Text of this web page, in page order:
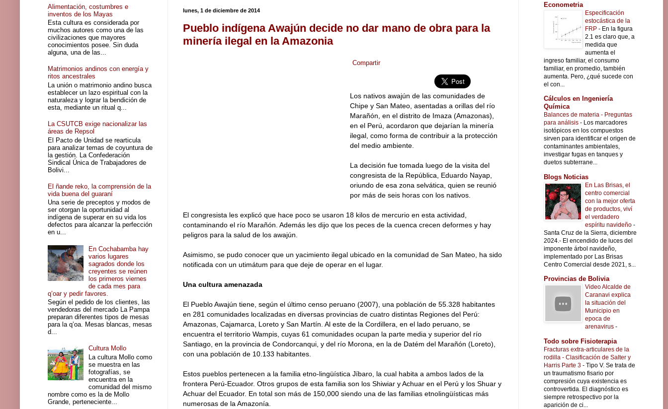
lunes, 1 de diciembre de 2014
Pueblo indígena Awajún decide no dar mano de obra para la
minería ilegal en la Amazonia
Compartir
Los nativos awajún de las comunidades de
Chipe y San Mateo, asentadas a orillas del río
Marañón, en el distrito de Imaza (Amazonas),
en el Perú, acordaron que dejarían la minería
ilegal, como forma de contribuir a la protección
del medio ambiente.
La decisión fue tomada luego de la visita del
congresista de la República, Eduardo Nayap,
oriundo de esa zona selvática, quien se reunió
por más de seis horas con los nativos.
El congresista les explicó que hace poco se usaron 18 kilos de mercurio en esta actividad,
contaminando el río Marañón. Además les dijo que los peces de la cuenca crecen deformes y hay
peligros para la salud de los awajún.
Asimismo, se pudo conocer que un yacimiento ilegal ubicado en la comunidad de San Mateo, ha sido
notificada con un utimátum para que deje de operar en el lugar.
Una cultura amenazada
El Pueblo Awajún tiene, según el último censo peruano (2007), una población de 55.328 habitantes
en 281 comunidades localizadas en diversas provincias de cuatro distintas Regiones del Perú:
Amazonas, Cajamarca, Loreto y San Martín. Al este de la Cordillera, en el lado peruano, se
encuentra el territorio Wampis, cuyas 61 comunidades ocupan la parte media y superior del río
Santiago, en la provincia de Condorcanqui, y del río Morona, en la de Datém del Marañón (Loreto),
con una población de 10.133 habitantes.
Estos pueblos pertenecen a la familia etno-lingüística Jíbaro, la cual habita a ambos lados de la
frontera Perú-Ecuador. Otros grupos de esta familia son los Shiwiar y Achuar en el Perú y los Shuar y
Achuar del Ecuador. En total son más de 150,000 siendo una de las familias etnolingüísticas más
numerosas de la Amazonía.
Alimentación, costumbres e
inventos de los Mayas
Esta cultura es considerada por
muchos autores como una de las
civilizaciones que mayores
conocimientos posee. Sin duda
alguna, una de las...
Matrimonios andinos con energía y
ritos ancestrales
La unión o matrimonio andino busca
establecer un lazo espiritual con la
naturaleza y lograr la bendición de
esta, mediante un ritual q...
La CSUTCB exige nacionalizar las
áreas de Repsol
El Pacto de Unidad se rearticula
para analizar temas de coyuntura de
la gestión. La Confederación
Sindical Única de Trabajadores de
Bolivi...
El ñande reko, la comprensión de la
vida buena del guaraní
Una serie de preceptos y modos de
ser otorgan la oportunidad al
indígena de superar en su vida los
defectos para alcanzar la perfección
en u...
En Cochabamba hay
varios lugares
sagrados donde los
creyentes se reúnen
los primeros viernes
de cada mes para
q’oar y pedir favores.
Según el pedido de los clientes, las
vendedoras del mercado La Pampa
preparan diferentes tipos de mesas
para la q’oa. Mesas blancas, mesas
d...
Cultura Mollo
La cultura Mollo como
se muestra en las
fotografías, se
encuentra en la
comunidad del mismo
nombre como es la de Mollo
Grande, perteneciente...
Econometria
Especificación
estocástica de la
FRP - En la figura
2.1 es claro que, a
medida que
aumenta el
ingreso familiar, el consumo
familiar, en promedio, también
aumenta. Pero, ¿qué sucede con
el con...
Cálculos en Ingeniería
Química
Balances de materia - Preguntas
para análisis - Los marcadores
isotópicos en los compuestos
sirven para identificar el origen de
contaminantes ambientales,
investigar fugas en tanques y
duetos subterrane...
Blogs Noticias
En Las Brisas, el
centro comercial
con la mejor oferta
de productos, viví
el verdadero
espíritu navideño -
Santa Cruz de la Sierra, diciembre
2024.- El encendido de luces del
imponente árbol navideño,
implementado por Las Brisas
Centro Comercial desde 2021, s...
Provincias de Bolivia
Video Alcalde de
Caranavi explica
la situación del
Municipio en
epoca de
arenavirus -
Todo sobre Fisioterapia
Fracturas extra-articulares de la
rodilla - Clasificación de Salter y
Harris Parte 3 - Tipo V. Se trata de
un traumatismo fisario por
compresión cuya existencia es
controvertida. El diagnóstico es
siempre retrospectivo por la
aparición de ci...